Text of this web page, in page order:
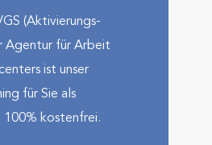
(Aktivierungs­
Agentur für Arbeit
ist unser
für Sie als
100% kostenfrei.